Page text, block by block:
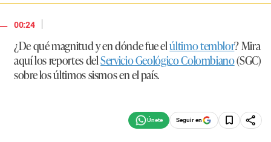
00:24
|
¿De qué magnitud y en dónde fue elúltimo temblor? Mira
aquí los reportes delServicio Geológico Colombiano(SGC)
sobre los últimos sismos en el país.
Seguir en